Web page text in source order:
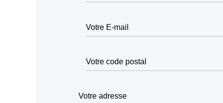
Votre E-mail
Votre code postal
Votre adresse